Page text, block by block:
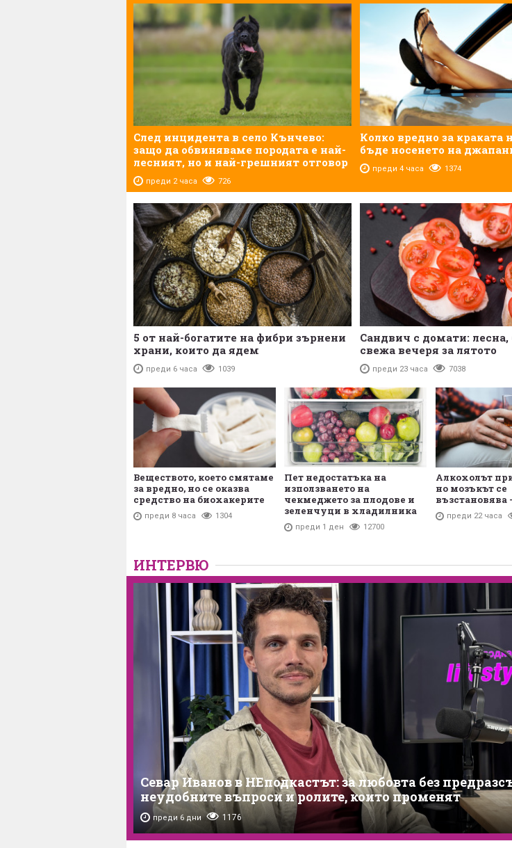
След инцидента в село Кънчево:
защо да обвиняваме породата е най-
лесният, но и най-грешният отговор
преди 2 часа 726
Колко вредно за краката
бъде носенето на
преди 4 часа 1374
5 от най-богатите на фибри зърнени
храни, които да ядем
преди 6 часа 1039
Сандвич с домати: лесна,
свежа вечеря за лятото
преди 23 часа 7038
Веществото, което смятаме
за вредно, но се оказва
средство на биохакерите
преди 8 часа 1304
Пет недостатъка на
използването на
чекмеджето за плодове и
зеленчуци в хладилника
преди 1 ден 12700
Алкохолът
но мозъкът се
възстановява
преди 22 часа
ИНТЕРВЮ
Севар Иванов в НЕподкастът: за любовта без
неудобните въпроси и ролите, които променят
преди 6 дни 1176
съвсем
орбита,
Кайрат
Смут в
ЦСКА -
Макаби
ЦСКА в
Макаби
Левски
Стотици
Мохамед